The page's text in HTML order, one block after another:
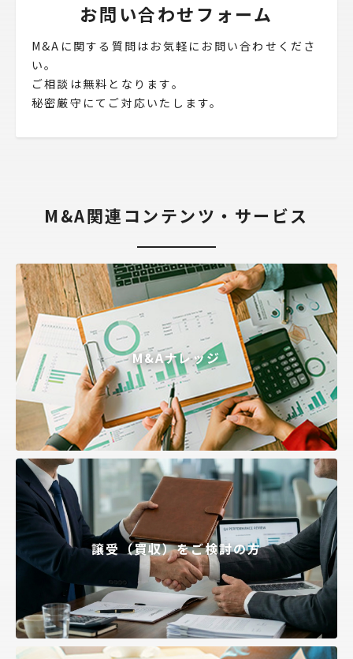
お問い合わせフォーム
M&Aに関する質問はお気軽にお問い合わせくださ
い。
ご相談は無料となります。
秘密厳守にてご対応いたします。
M&A関連コンテンツ・サービス
M&Aナレッジ
譲受（買収）をご検討の方